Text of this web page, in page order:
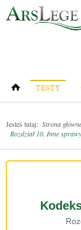
TESTY
Jesteś tutaj: Strona
Rozdział 10. Inne